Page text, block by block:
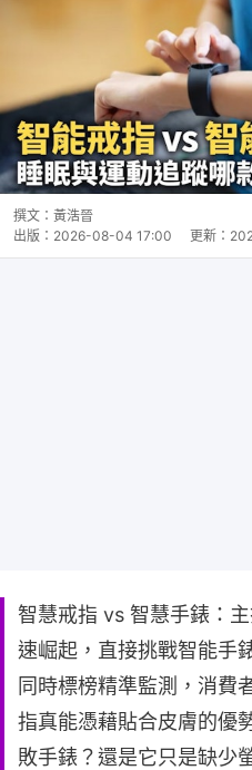
撰文： 黃浩晉
出版： 2026-08-04 17:00 更新：
智慧戒指 vs 智慧手錶：
速崛起，直接挑戰智能手
同時標榜精準監測，消費
指真能憑藉貼合皮膚的優
敗手錶？還是它只是缺少